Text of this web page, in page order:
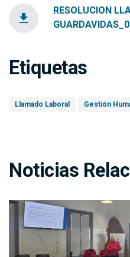
file_download
RESOLUCION
Etiquetas
Llamado Laboral Gestión
Noticias